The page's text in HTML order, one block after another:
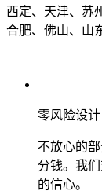
西定、天津、苏
合肥、佛山、山
零风险设计
不放心的
分钱。我
的信心。